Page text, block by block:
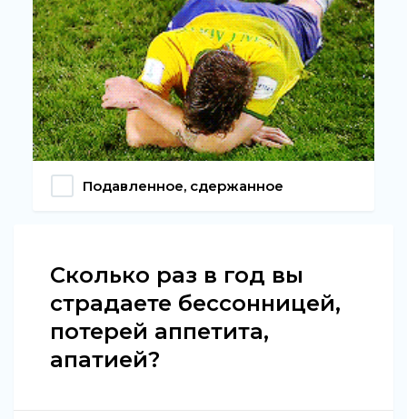
Подавленное, сдержанное
Сколько раз в год вы
страдаете бессонницей,
потерей аппетита,
апатией?